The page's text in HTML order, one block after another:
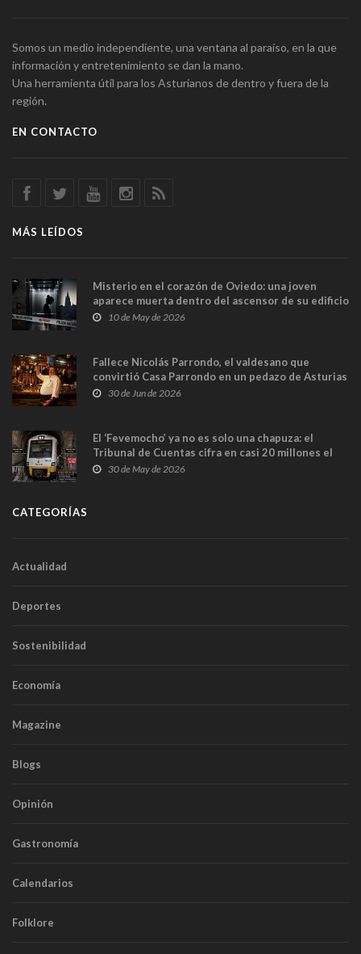
Somos un medio independiente, una ventana al paraíso, en la que
información y entretenimiento se dan la mano.
Una herramienta útil para los Asturianos de dentro y fuera de la
región.
EN CONTACTO
MÁS LEÍDOS
Misterio en el corazón de Oviedo: una joven
aparece muerta dentro del ascensor de su edificio
y las cámaras captan sus últimos minutos
10 de May de 2026
Fallece Nicolás Parrondo, el valdesano que
convirtió Casa Parrondo en un pedazo de Asturias
en Madrid
30 de Jun de 2026
El ‘Fevemocho’ ya no es solo una chapuza: el
Tribunal de Cuentas cifra en casi 20 millones el
sobrecoste de los trenes que no cabían por los
30 de May de 2026
CATEGORÍAS
Actualidad
Deportes
Sostenibilidad
Economía
Magazine
Blogs
Opinión
Gastronomía
Calendarios
Folklore